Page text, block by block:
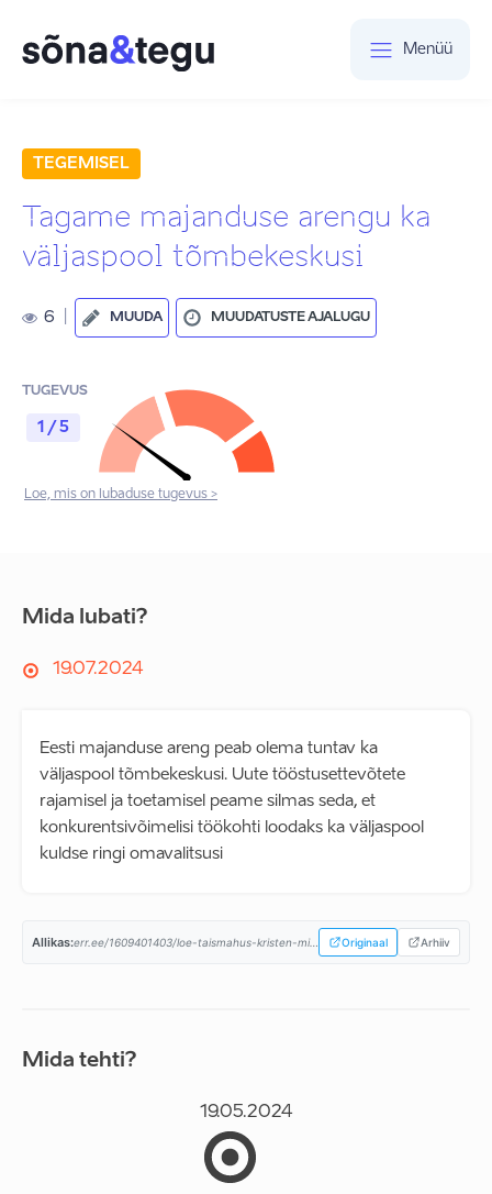
Menüü
TEGEMISEL
Tagame majanduse arengu ka
väljaspool tõmbekeskusi
6 MUUDA MUUDATUSTE AJALUGU
TUGEVUS
1 / 5
Loe, mis on lubaduse tugevus >
Mida lubati?
19.07.2024
Eesti majanduse areng peab olema tuntav ka
väljaspool tõmbekeskusi. Uute tööstusettevõtete
rajamisel ja toetamisel peame silmas seda, et
konkurentsivõimelisi töökohti loodaks ka väljaspool
kuldse ringi omavalitsusi
Allikas: err.ee/1609401403/loe-taismahus-kristen-michali-valitsuse-koalitsioonilepe... Originaal Arhiiv
Mida tehti?
19.05.2024